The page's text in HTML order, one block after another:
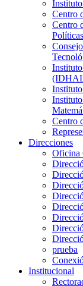
Centro
Centro
Centro
Direcciones
Oficina
prueba
Institucional